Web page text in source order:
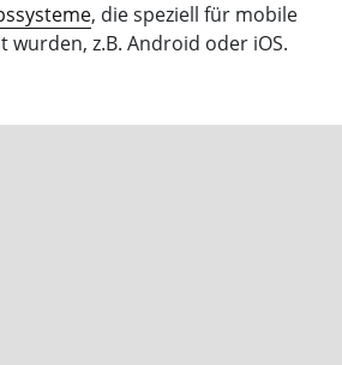
, die speziell für mobile
wurden, z.B. Android oder iOS.